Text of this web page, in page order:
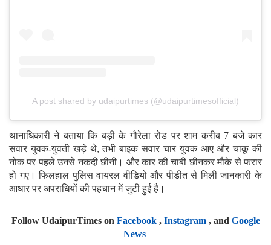
A post shared by udaipurtimes (@udaipurtimesofficial)
थानाधिकारी ने बताया कि बड़ी के गौरेला रोड पर शाम करीब 7 बजे कार
सवार युवक-युवती खड़े थे, तभी बाइक सवार चार युवक आए और चाकू की
नोक पर पहले उनसे नकदी छीनी। और कार की चाबी छीनकर मौके से फरार
हो गए। फिलहाल पुलिस वायरल वीडियो और पीडीत से मिली जानकारी के
आधार पर अपराधियों की पहचान में जुटी हुई है।
Follow UdaipurTimes on Facebook, Instagram, and Google
News